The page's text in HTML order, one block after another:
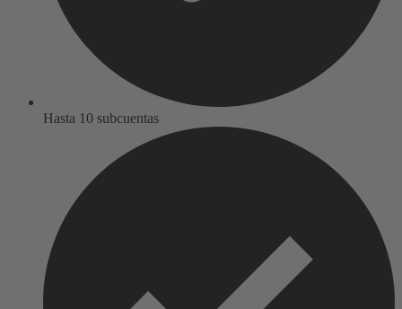
Hasta 10 subcuentas